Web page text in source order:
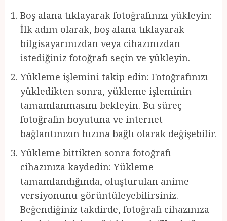
Boş alana tıklayarak fotoğrafınızı yükleyin:
İlk adım olarak, boş alana tıklayarak
bilgisayarınızdan veya cihazınızdan
istediğiniz fotoğrafı seçin ve yükleyin.
Yükleme işlemini takip edin: Fotoğrafınızı
yükledikten sonra, yükleme işleminin
tamamlanmasını bekleyin. Bu süreç
fotoğrafın boyutuna ve internet
bağlantınızın hızına bağlı olarak değişebilir.
Yükleme bittikten sonra fotoğrafı
cihazınıza kaydedin: Yükleme
tamamlandığında, oluşturulan anime
versiyonunu görüntüleyebilirsiniz.
Beğendiğiniz takdirde, fotoğrafı cihazınıza